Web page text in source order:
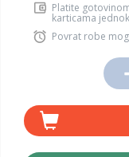
Platite
karticama
Povrat robe